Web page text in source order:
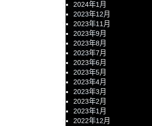
2024年1月
2023年12月
2023年11月
2023年9月
2023年8月
2023年7月
2023年6月
2023年5月
2023年4月
2023年3月
2023年2月
2023年1月
2022年12月